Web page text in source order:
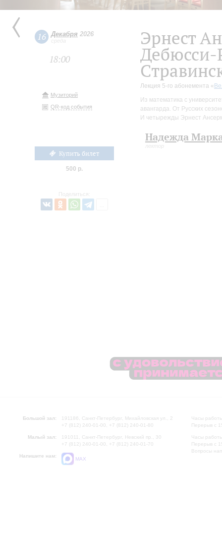
16 Декабря 2026
среда
18:00
Музиторий
QR-код события
Купить билет
500 р.
Поделиться:
Эрнест
Дебюсси-
Лекция 5-го абонемента «
Из математика с
авангарда. От Русских
И четырежды Эрнест
Надежда
лектор
Большой зал:
191186, Санкт-Петербург, Михайловская ул., 2
+7 (812) 240-01-00, +7 (812) 240-01-80
Малый зал:
191011, Санкт-Петербург, Невский пр., 30
+7 (812) 240-01-00, +7 (812) 240-01-70
Напишите нам:
MAX
Часы
Перерыв с
Часы
Перерыв с
Вопросы